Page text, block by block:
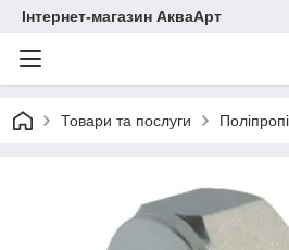
Інтернет-магазин АкваАрт
Товари та послуги